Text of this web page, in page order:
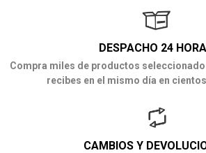
DESPACHO 24
Compra miles de productos
recibes en el mismo día en
CAMBIOS Y